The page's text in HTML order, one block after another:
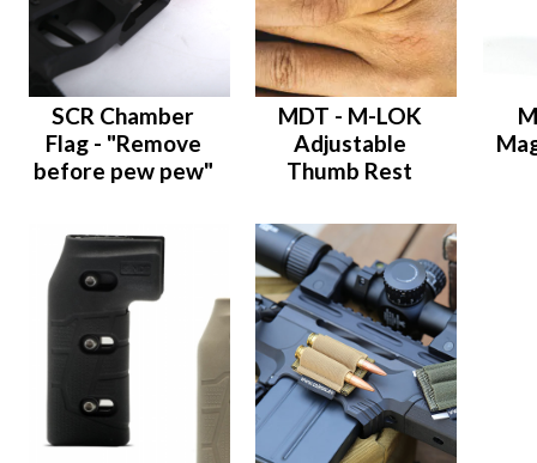
SCR Chamber
Flag - "Remove
before pew pew"
MDT - M-LOK
Adjustable
Thumb Rest